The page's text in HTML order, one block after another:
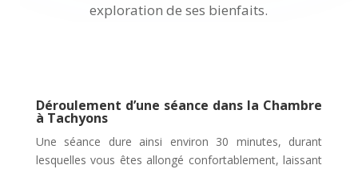
exploration de ses bienfaits.
Déroulement d’une séance dans la Chambre
à Tachyons
Une séance dure ainsi environ 30 minutes, durant
lesquelles vous êtes allongé confortablement, laissant